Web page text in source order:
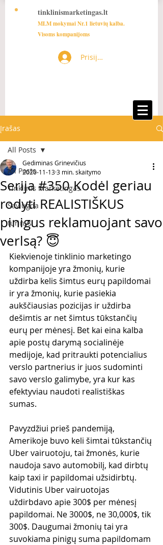
tinklinismarketingas.lt
MLM mokymai Nr.1 lietuvių kalba.
Visoms kompanijoms
Prisijungti
Įrašas
All Posts
Tinklinis Marketingas
Saviugda
turinys
All Posts
Serija #350 Kodėl geriau
rodyti REALISTIŠKUS
pinigus reklamuojant savo
verlsą? 😇
Gediminas Grinevičius
2020-11-133 min. skaitymo
Kiekvienoje tinklinio marketingo
kompanijoje yra žmonių, kurie
uždirba kelis šimtus eurų papildomai
ir yra žmonių, kurie pasiekia
aukščiausias pozicijas ir uždirba
dešimtis ar net šimtus tūkstančių
eurų per mėnesį. Bet kai eina kalba
apie postų darymą socialinėje
medijoje, kad pritraukti potencialius
verslo partnerius ir juos sudominti
savo verslo galimybe, yra kur kas
efektyviau naudoti realistiškas
sumas.
Pavyzdžiui prieš pandemiją,
Amerikoje buvo keli šimtai tūkstančių
Uber vairuotoju, tai žmonės, kurie
naudoja savo automobilį, kad dirbtų
kaip taxi ir papildomai užsidirbtų.
Vidutinis Uber vairuotojas
uždirbdavo apie 300$ per mėnesį
papildomai. Ne 3000$, ne 30,000$, tik
300$. Daugumai žmonių tai yra
suvokiama pinigų suma papildomam